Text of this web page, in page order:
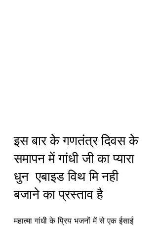
इस बार के गणतंत्र दिवस के
समापन में गांधी जी का प्यारा
धुन  एबाइड विथ मि नही
बजाने का प्रस्ताव है
महात्मा गांधी के प्रिय भजनों में से एक ईसाई